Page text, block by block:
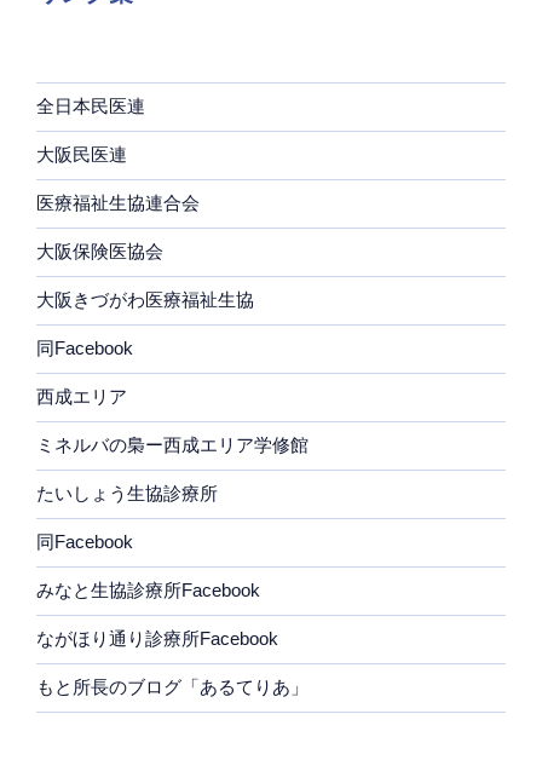
全日本民医連
大阪民医連
医療福祉生協連合会
大阪保険医協会
大阪きづがわ医療福祉生協
同Facebook
西成エリア
ミネルバの梟ー西成エリア学修館
たいしょう生協診療所
同Facebook
みなと生協診療所Facebook
ながほり通り診療所Facebook
もと所長のブログ「あるてりあ」